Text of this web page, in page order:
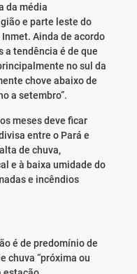
da média
e parte leste do
Ainda de acordo
a tendência é de que
no sul da
chove abaixo de
a setembro”.
meses deve ficar
entre o Pará e
de chuva,
e à baixa umidade do
e incêndios
é de predomínio de
chuva “próxima ou